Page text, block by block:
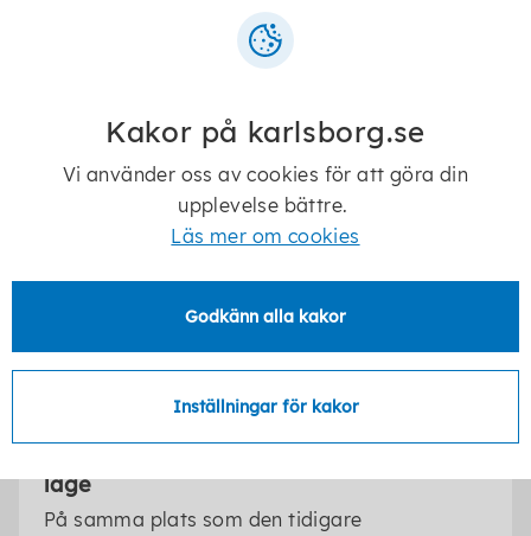
Aktivt arbete mot kränkande
På Strandskolan arbetar vi aktivt med att
en rutin mot kränkande behandling.
Elevhälsoteam
Elevhälsoteamet arbetar främjande och
förebyggande, tillsammans med skolans
lärare för att eleverna ska må bra, trivas och
kunskapskraven.
läge
På samma plats som den tidigare
Kakor på karlsborg.se
Vi använder oss av cookies för att göra din
upplevelse bättre.
Läs mer om cookies
Godkänn alla kakor
Inställningar för kakor